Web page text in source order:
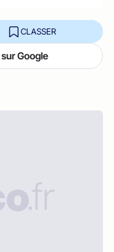
CLASSER
Google